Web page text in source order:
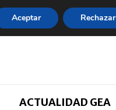
ACTUALIDAD GEA
Aceptar Rechazar